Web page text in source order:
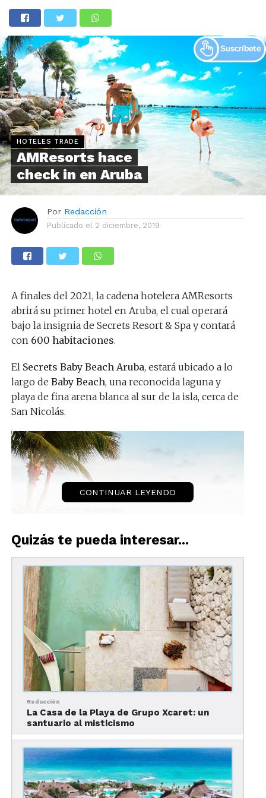
HOTELES TRADE
AMResorts hace
check in en Aruba
Por Redacción
Publicado el 2 diciembre, 2019
A finales del 2021, la cadena hotelera AMResorts
abrirá su primer hotel en Aruba, el cual operará
bajo la insignia de Secrets Resort & Spa y contará
con 600 habitaciones.
El Secrets Baby Beach Aruba, estará ubicado a lo
largo de Baby Beach, una reconocida laguna y
playa de fina arena blanca al sur de la isla, cerca de
San Nicolás.
El nuevo desarrollo contará con una arquitectura
acorde con el paisaje, ofreciendo impresionantes
vistas del Caribe.
Este complejo, solo para adultos, ofrecerá el
exclusivo concepto vacacional
Unlimited-Luxury,
que incluye una oferta gastronómica gourmet a
la carta sin reservaciones.
CONTINUAR LEYENDO
Quizás te pueda interesar...
Redacción
La Casa de la Playa de Grupo Xcaret: un
santuario al misticismo